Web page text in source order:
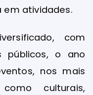
em atividades.
com
públicos, o ano
nos mais
culturais,